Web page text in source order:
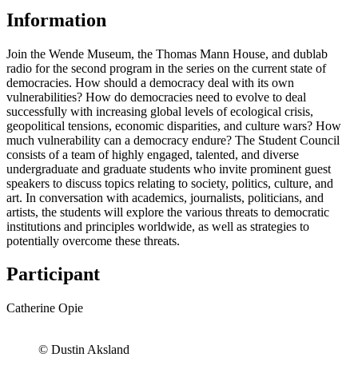
Information
Join the Wende Museum, the Thomas Mann House, and dublab
radio for the second program in the series on the current state of
democracies. How should a democracy deal with its own
vulnerabilities? How do democracies need to evolve to deal
successfully with increasing global levels of ecological crisis,
geopolitical tensions, economic disparities, and culture wars? How
much vulnerability can a democracy endure? The Student Council
consists of a team of highly engaged, talented, and diverse
undergraduate and graduate students who invite prominent guest
speakers to discuss topics relating to society, politics, culture, and
art. In conversation with academics, journalists, politicians, and
artists, the students will explore the various threats to democratic
institutions and principles worldwide, as well as strategies to
potentially overcome these threats.
Participant
Catherine Opie
© Dustin Aksland